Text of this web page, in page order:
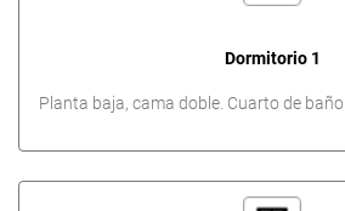
Dormitorio 1
Planta baja, cama doble. Cuarto de